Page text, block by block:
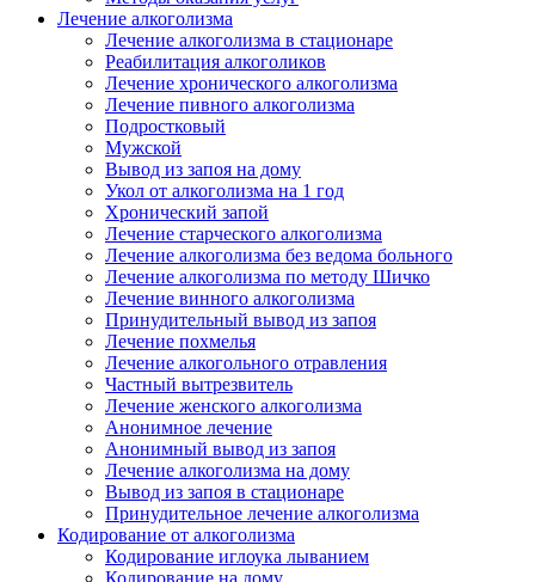
Лечение алкоголизма
Лечение алкоголизма в стационаре
Реабилитация алкоголиков
Лечение хронического алкоголизма
Лечение пивного алкоголизма
Подростковый
Мужской
Вывод из запоя на дому
Укол от алкоголизма на 1 год
Хронический запой
Лечение старческого алкоголизма
Лечение алкоголизма без ведома больного
Лечение алкоголизма по методу Шичко
Лечение винного алкоголизма
Принудительный вывод из запоя
Лечение похмелья
Лечение алкогольного отравления
Частный вытрезвитель
Лечение женского алкоголизма
Анонимное лечение
Анонимный вывод из запоя
Лечение алкоголизма на дому
Вывод из запоя в стационаре
Принудительное лечение алкоголизма
Кодирование от алкоголизма
Кодирование иглоука лыванием
Кодирование на дому